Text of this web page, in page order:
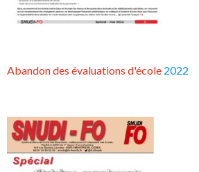
Abandon des évaluations d'école 2022